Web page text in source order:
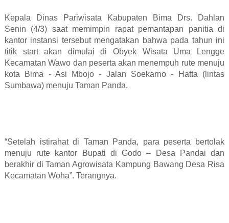
Kepala Dinas Pariwisata Kabupaten Bima Drs. Dahlan
Senin (4/3) saat memimpin rapat pemantapan panitia di
kantor instansi tersebut mengatakan bahwa pada tahun ini
titik start akan dimulai di Obyek Wisata Uma Lengge
Kecamatan Wawo dan peserta akan menempuh rute menuju
kota Bima - Asi Mbojo - Jalan Soekarno - Hatta (lintas
Sumbawa) menuju Taman Panda.
“Setelah istirahat di Taman Panda, para peserta bertolak
menuju rute kantor Bupati di Godo – Desa Pandai dan
berakhir di Taman Agrowisata Kampung Bawang Desa Risa
Kecamatan Woha”. Terangnya.